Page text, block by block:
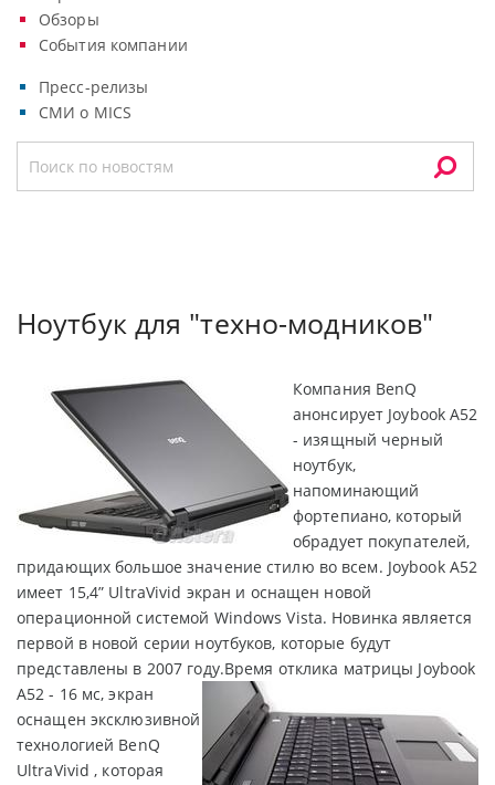
Обзоры
События компании
Пресс-релизы
СМИ о MICS
Ноутбук для "техно-модников"
Компания BenQ
анонсирует Joybook A52
- изящный черный
ноутбук,
напоминающий
фортепиано, который
обрадует покупателей,
придающих большое значение стилю во всем. Joybook A52
имеет 15,4” UltraVivid экран и оснащен новой
операционной системой Windows Vista. Новинка является
первой в новой серии ноутбуков, которые будут
представлены в 2007 году.Время отклика матрицы Joybook
A52 - 16 мс, экран
оснащен эксклюзивной
технологией BenQ
UltraVivid , которая